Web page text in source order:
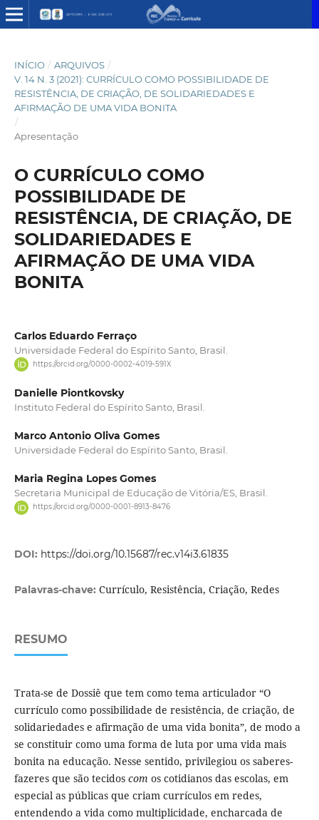
INÍCIO / ARQUIVOS /
V. 14 N. 3 (2021): CURRÍCULO COMO POSSIBILIDADE DE
RESISTÊNCIA, DE CRIAÇÃO, DE SOLIDARIEDADES E
AFIRMAÇÃO DE UMA VIDA BONITA
/
Apresentação
O CURRÍCULO COMO
POSSIBILIDADE DE
RESISTÊNCIA, DE CRIAÇÃO, DE
SOLIDARIEDADES E
AFIRMAÇÃO DE UMA VIDA
BONITA
Carlos Eduardo Ferraço
Universidade Federal do Espírito Santo, Brasil.
https://orcid.org/0000-0002-4019-591X
Danielle Piontkovsky
Instituto Federal do Espírito Santo, Brasil.
Marco Antonio Oliva Gomes
Universidade Federal do Espírito Santo, Brasil.
Maria Regina Lopes Gomes
Secretaria Municipal de Educação de Vitória/ES, Brasil.
https://orcid.org/0000-0001-8913-8476
DOI: https://doi.org/10.15687/rec.v14i3.61835
Palavras-chave: Currículo, Resistência, Criação, Redes
RESUMO
Trata-se de Dossiê que tem como tema articulador “O
currículo como possibilidade de resistência, de criação, de
solidariedades e afirmação de uma vida bonita”, de modo a
se constituir como uma forma de luta por uma vida mais
bonita na educação. Nesse sentido, privilegiou os saberes-
fazeres que são tecidos com os cotidianos das escolas, em
especial as públicas que criam currículos em redes,
entendendo a vida como multiplicidade, encharcada de